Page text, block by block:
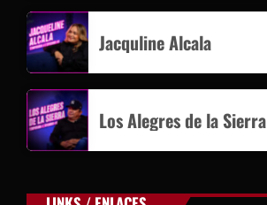
Jacquline Alcala
Los Alegres de la Sierra